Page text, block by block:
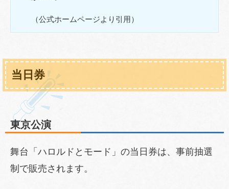
（公式ホームページより引用）
当日券
東京公演
舞台「ハロルドとモード」の当日券は、事前抽選
制で販売されます。